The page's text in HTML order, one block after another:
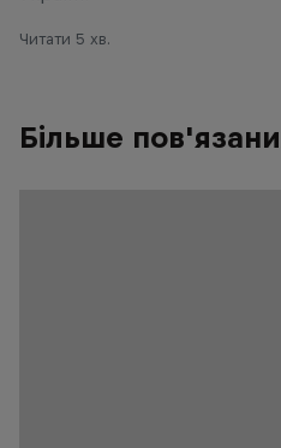
Читати 5 хв.
Більше